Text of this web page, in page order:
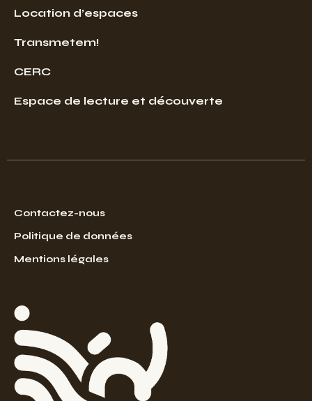
Location d’espaces
Transmetem!
CERC
Espace de lecture et découverte
Contactez-nous
Politique de données
Mentions légales